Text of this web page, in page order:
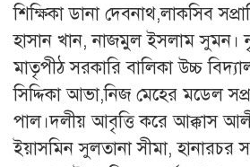
শিক্ষিকা ডানা দেবনাথ,লাকসিব
হাসান খান, নাজমুল ইসলাম সুমন।
মাতৃপীঠ সরকারি বালিকা উচ্চ
সিদ্দিকা আভা,নিজ মেহের মডেল
পাল।দলীয় আবৃত্তি করে আক্কাস আলী
ইয়াসমিন সুলতানা সীমা, হানারচর